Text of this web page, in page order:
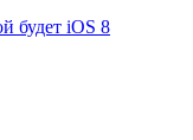
будет iOS 8